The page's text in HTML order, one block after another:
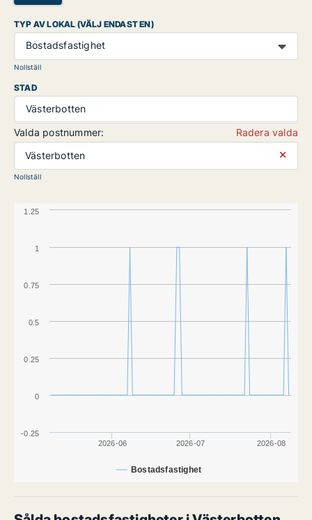
TYP AV LOKAL (VÄLJ ENDAST EN)
Bostadsfastighet
Nollställ
STAD
Västerbotten
Valda postnummer:
Radera valda
Västerbotten
⨯
Nollställ
Bostadsfastighet
2026-06 2026-07 2026-08
0
1
-0.25
0.25
0.5
0.75
1.25